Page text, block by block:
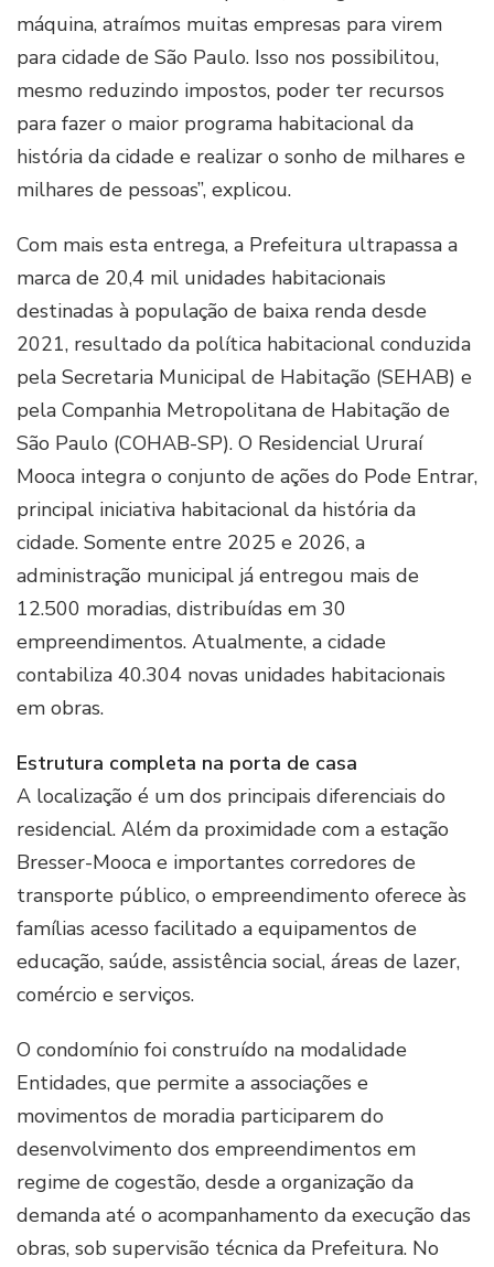
máquina, atraímos muitas empresas para virem
para cidade de São Paulo. Isso nos possibilitou,
mesmo reduzindo impostos, poder ter recursos
para fazer o maior programa habitacional da
história da cidade e realizar o sonho de milhares e
milhares de pessoas”, explicou.
Com mais esta entrega, a Prefeitura ultrapassa a
marca de 20,4 mil unidades habitacionais
destinadas à população de baixa renda desde
2021, resultado da política habitacional conduzida
pela Secretaria Municipal de Habitação (SEHAB) e
pela Companhia Metropolitana de Habitação de
São Paulo (COHAB-SP). O Residencial Ururaí
Mooca integra o conjunto de ações do Pode Entrar,
principal iniciativa habitacional da história da
cidade. Somente entre 2025 e 2026, a
administração municipal já entregou mais de
12.500 moradias, distribuídas em 30
empreendimentos. Atualmente, a cidade
contabiliza 40.304 novas unidades habitacionais
em obras.
Estrutura completa na porta de casa
A localização é um dos principais diferenciais do
residencial. Além da proximidade com a estação
Bresser-Mooca e importantes corredores de
transporte público, o empreendimento oferece às
famílias acesso facilitado a equipamentos de
educação, saúde, assistência social, áreas de lazer,
comércio e serviços.
O condomínio foi construído na modalidade
Entidades, que permite a associações e
movimentos de moradia participarem do
desenvolvimento dos empreendimentos em
regime de cogestão, desde a organização da
demanda até o acompanhamento da execução das
obras, sob supervisão técnica da Prefeitura. No